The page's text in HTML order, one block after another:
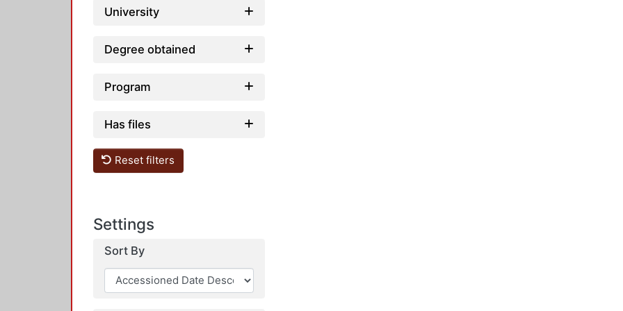
University
Degree obtained
Program
Has files
Reset filters
Settings
Sort By